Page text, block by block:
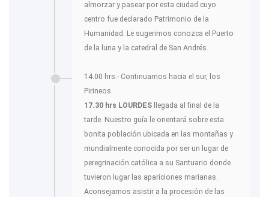
almorzar y pasear por esta ciudad cuyo
centro fue declarado Patrimonio de la
Humanidad. Le sugerimos conozca el Puerto
de la luna y la catedral de San Andrés.
14.00 hrs.- Continuamos hacia el sur, los
Pirineos.
17.30 hrs LOURDES llegada al final de la
tarde. Nuestro guía le orientará sobre esta
bonita población ubicada en las montañas y
mundialmente conocida por ser un lugar de
peregrinación católica a su Santuario donde
tuvieron lugar las apariciones marianas.
Aconsejamos asistir a la procesión de las